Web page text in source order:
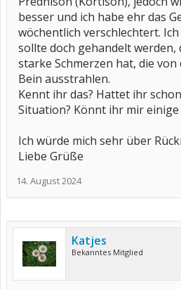
besser und ich habe ehr das
wöchentlich verschlechtert.
sollte doch gehandelt werden,
starke Schmerzen hat, die
Bein ausstrahlen.
Kennt ihr das? Hattet ihr
Situation? Könnt ihr mir einige
Ich würde mich sehr über
Liebe Grüße
14. August 2024
Katjes
Bekanntes Mitglied